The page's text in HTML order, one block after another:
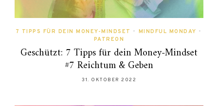
7 TIPPS FÜR DEIN MONEY-MINDSET • MINDFUL MONDAY •
PATREON
Geschützt: 7 Tipps für dein Money-Mindset
#7 Reichtum & Geben
31. OKTOBER 2022